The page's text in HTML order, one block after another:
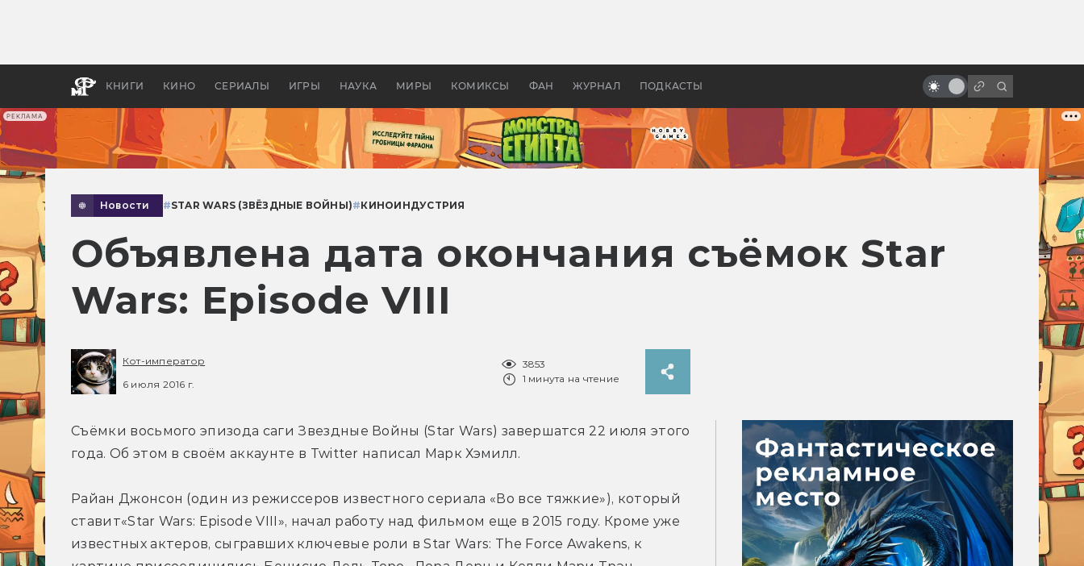
РЕКЛАМА
КНИГИ КИНО СЕРИАЛЫ ИГРЫ НАУКА МИРЫ КОМИКСЫ ФАН ЖУРНАЛ ПОДКАСТЫ
апокалипсис, в России —
бы «Властелина колец»
Парне из пекла
Новости #STAR WARS (ЗВЁЗДНЫЕ ВОЙНЫ)#КИНОИНДУСТРИЯ
Объявлена дата окончания съёмок Star
Wars: Episode VIII
Кот-император
6 июля 2016 г.
3853
1 минута на чтение
Съёмки восьмого эпизода саги Звездные Войны (Star Wars) завершатся 22 июля этого
года. Об этом в своём аккаунте в Twitter написал Марк Хэмилл.
Райан Джонсон (один из режиссеров известного сериала «Во все тяжкие»), который
ставит«Star Wars: Episode VIII», начал работу над фильмом еще в 2015 году. Кроме уже
известных актеров, сыгравших ключевые роли в Star Wars: The Force Awakens, к